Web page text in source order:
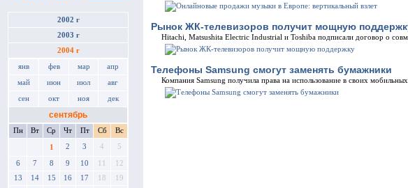
2002 г
2003 г
2004 г
янв фев мар апр
май июн июл авг
сен окт ноя дек
сентябрь
Пн Вт Ср Чт Пт Сб Вс
1 2 3 4 5
6 7 8 9 10 11
12
13
14 15 16 17 18
19
Рынок ЖК-телевизоров получит мощную
Hitachi, Matsushita Electric Industrial и Toshiba подписали договор о
Телефоны Samsung смогут заменять бумажники
Компания Samsung получила права на использование в своих